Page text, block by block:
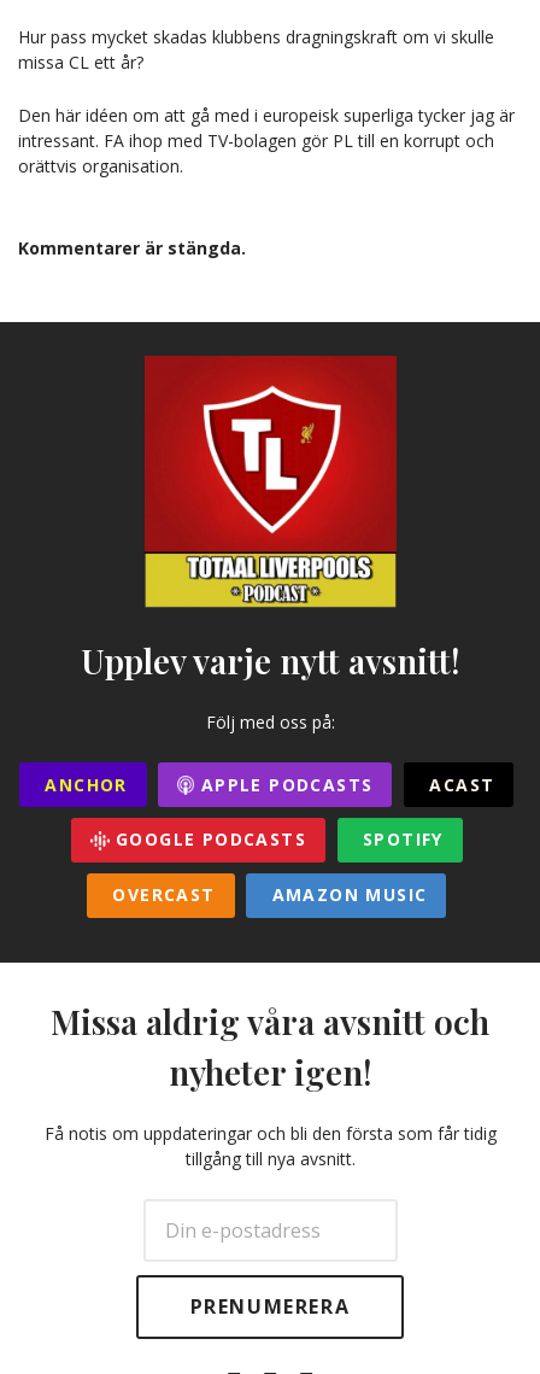
Hur pass mycket skadas klubbens dragningskraft om vi skulle
missa CL ett år?
Den här idéen om att gå med i europeisk superliga tycker jag är
intressant. FA ihop med TV-bolagen gör PL till en korrupt och
orättvis organisation.
Kommentarer är stängda.
Upplev varje nytt avsnitt!
Följ med oss på:
ANCHOR APPLE PODCASTS ACAST
GOOGLE PODCASTS SPOTIFY
OVERCAST AMAZON MUSIC
Missa aldrig våra avsnitt och
nyheter igen!
Få notis om uppdateringar och bli den första som får tidig
tillgång till nya avsnitt.